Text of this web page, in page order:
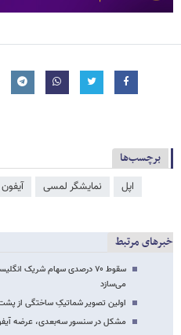
برچسب‌ها
اپل نمایشگر لمسی آیفون
خبرهای مرتبط
سقوط ۷۰ درصدی سهام شریک
می‌سازد
اولین تصویر شماتیکِ ساختگی از پشت‌گوشی آیفون ۸
مشکل در سنسور سه‌بعدی، عرضه آیفون ۸ را با تأخیر مواجه